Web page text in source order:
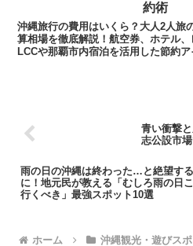
約術
沖縄旅行の費用はいくら？大人2人旅
算相場を徹底解説！航空券、ホテル、
LCCや那覇市内宿泊を活用した節約
青い衝撃
志公設市
雨の日の沖縄は終わった…と絶望す
に！地元民が教える「むしろ雨の日
行くべき」最強スポット10選
ホーム 沖縄観光・遊びス